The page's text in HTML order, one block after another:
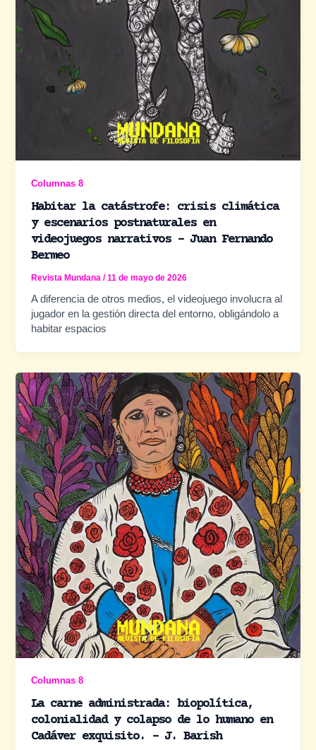
Columnas 8
Habitar la catástrofe: crisis climática
y escenarios postnaturales en
videojuegos narrativos – Juan Fernando
Bermeo
Revista Mundana/11 de mayo de 2026
A diferencia de otros medios, el videojuego involucra al
jugador en la gestión directa del entorno, obligándolo a
habitar espacios
Columnas 8
La carne administrada: biopolítica,
colonialidad y colapso de lo humano en
Cadáver exquisito. – J. Barish